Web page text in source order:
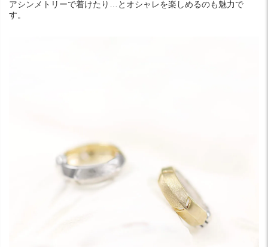
アシンメトリーで着けたり…とオシャレを楽しめるのも魅力で
す。